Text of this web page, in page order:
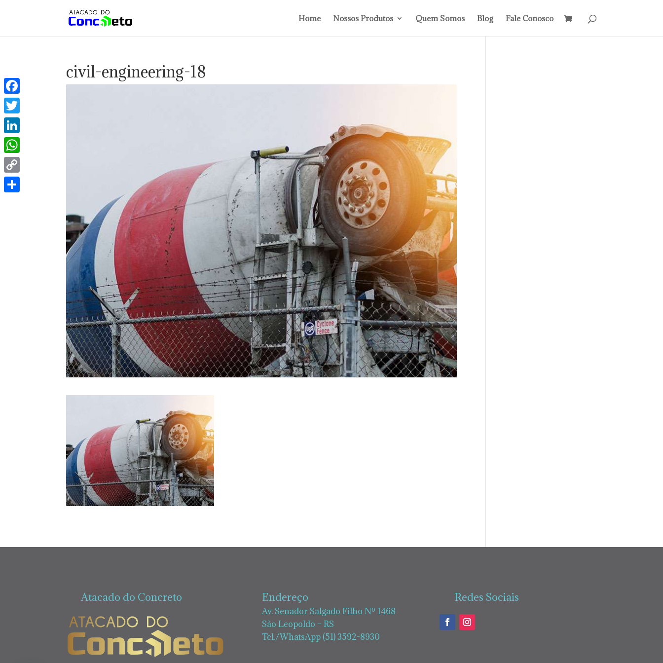
Home Nossos Produtos Quem Somos Blog Fale Conosco
civil-engineering-18
Atacado do Concreto Endereço
Av. Senador Salgado Filho Nº 1468
São Leopoldo – RS
Tel./WhatsApp (51) 3592-8930
Redes Sociais
Facebook
Twitter
LinkedIn
WhatsApp
Copy